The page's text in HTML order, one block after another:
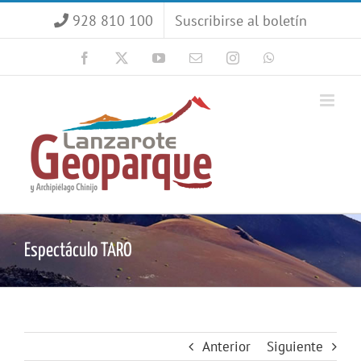
928 810 100 Suscribirse al boletín
Facebook YouTubeCorreoInstagram
Espectáculo TARO
Anterior Siguiente